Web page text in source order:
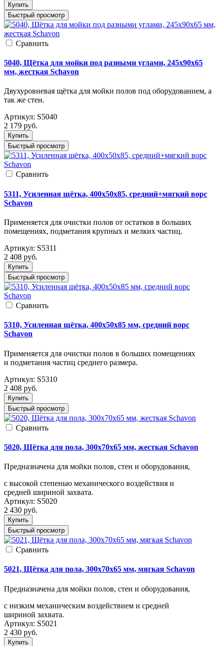
Купить
Быстрый просмотр
Cравнить
5040, Щётка для мойки под разными углами, 245x90x65
мм, жесткая Schavon
Двухуровневая щётка для мойки полов под оборудованием, а
так же стен.
Артикул: S5040
2 179 руб.
Купить
Быстрый просмотр
Cравнить
5311, Усиленная щётка, 400x50x85, средний+мягкий ворс
Schavon
Применяется для очистки полов от остатков в больших
помещениях, подметания крупных и мелких частиц.
Артикул: S5311
2 408 руб.
Купить
Быстрый просмотр
Cравнить
5310, Усиленная щётка, 400x50x85 мм, средний ворс
Schavon
Применяется для очистки полов в больших помещениях
и подметания частиц среднего размера.
Артикул: S5310
2 408 руб.
Купить
Быстрый просмотр
Cравнить
5020, Щётка для пола, 300x70x65 мм, жесткая Schavon
Предназначена для мойки полов, стен и оборудования,
с высокой степенью механического воздействия и
средней шириной захвата.
Артикул: S5020
2 430 руб.
Купить
Быстрый просмотр
Cравнить
5021, Щётка для пола, 300x70x65 мм, мягкая Schavon
Предназначена для мойки полов, стен и оборудования,
с низким механическим воздействием и средней
шириной захвата.
Артикул: S5021
2 430 руб.
Купить